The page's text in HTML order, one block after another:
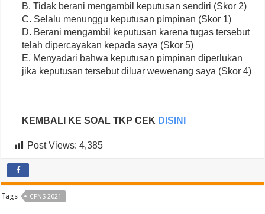
B. Tidak berani mengambil keputusan sendiri (Skor 2)
C. Selalu menunggu keputusan pimpinan (Skor 1)
D. Berani mengambil keputusan karena tugas tersebut
telah dipercayakan kepada saya (Skor 5)
E. Menyadari bahwa keputusan pimpinan diperlukan
jika keputusan tersebut diluar wewenang saya (Skor 4)
KEMBALI KE SOAL TKP CEK DISINI
Post Views: 4,385
Tags CPNS 2021